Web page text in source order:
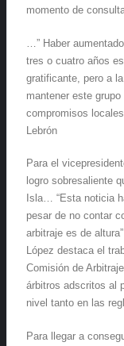
momento de
…” Haber
tres o cuatro años
gratificante, pero a
mantener este
compromisos
Lebrón
Para el
logro sobresaliente
Isla… “Esta noticia
pesar de no contar
arbitraje es de
López destaca el
Comisión de
árbitros adscritos al
nivel tanto en las
Para llegar a